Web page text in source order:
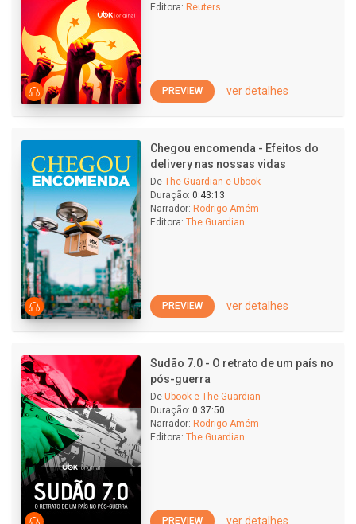
Editora: Reuters
PREVIEW ver detalhes
Chegou encomenda - Efeitos do
delivery nas nossas vidas
De The Guardian e Ubook
Duração: 0:43:13
Narrador: Rodrigo Amém
Editora: The Guardian
PREVIEW ver detalhes
Sudão 7.0 - O retrato de um país no
pós-guerra
De Ubook e The Guardian
Duração: 0:37:50
Narrador: Rodrigo Amém
Editora: The Guardian
PREVIEW ver detalhes